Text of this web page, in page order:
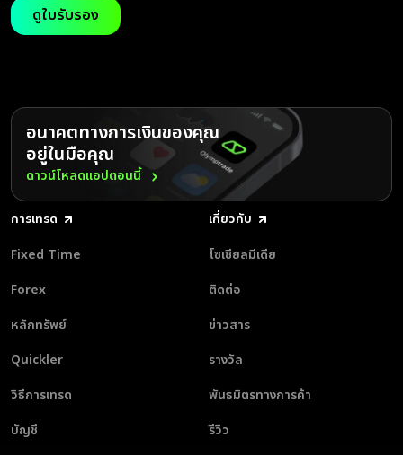
ดูใบรับรอง
อนาคตทางการเงินของคุณ
อยู่ในมือคุณ
ดาวน์โหลดแอปตอนนี้
การเทรด
Fixed Time
Forex
หลักทรัพย์
Quickler
วิธีการเทรด
บัญชี
เกี่ยวกับ
โซเชียลมีเดีย
ติดต่อ
ข่าวสาร
รางวัล
พันธมิตรทางการค้า
รีวิว